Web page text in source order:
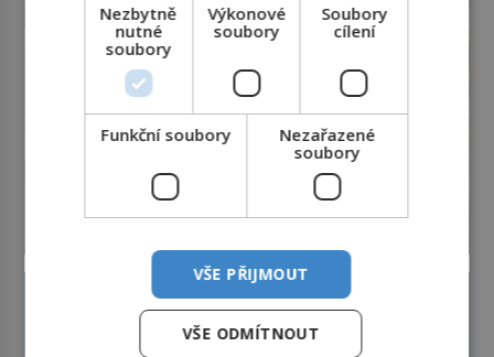
Nezbytně
nutné
soubory
Výkonové
soubory
Soubory
cílení
Funkční soubory
Nezařazené
soubory
VŠE PŘIJMOUT
VŠE ODMÍTNOUT